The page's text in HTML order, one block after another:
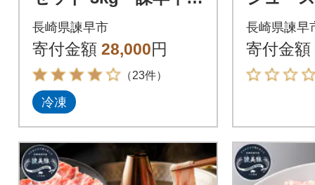
の米で育てた諫美豚
(かんびとん)【土井農
場】
長崎県諫早市
寄付金額 28,000円
（23件）
冷凍
本(各
長崎県諫早
寄付金額